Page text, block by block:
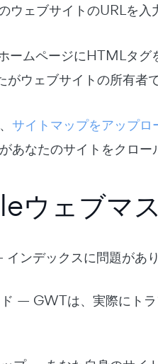
ウェブサイトのURLを入
ームページにHTMLタグ
がウェブサイトの所有者
サイトマップをアップロ
あなたのサイトをクロー
ウェブマ
ンデックスに問題があ
— GWTは、実際にトラ